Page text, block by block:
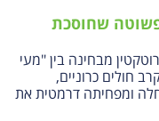
שחוסכת
מבחינה בין "מעי
חולים כרוניים,
ומפחיתה דרמטית את